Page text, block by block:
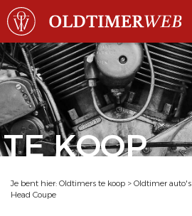
TE KOOP
Je bent hier: Oldtimers te koop > Oldtimer auto's
Head Coupe